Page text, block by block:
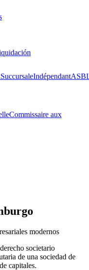
SuccursaleIndépendant
Commissaire aux
modernos
societario
de una sociedad de
capitales.